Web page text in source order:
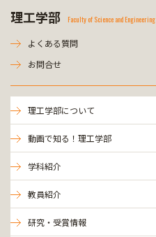
理工学部 Faculty of Science and Engineering
よくある質問
お問合せ
理工学部について
動画で知る！理工学部
学科紹介
教員紹介
研究・受賞情報